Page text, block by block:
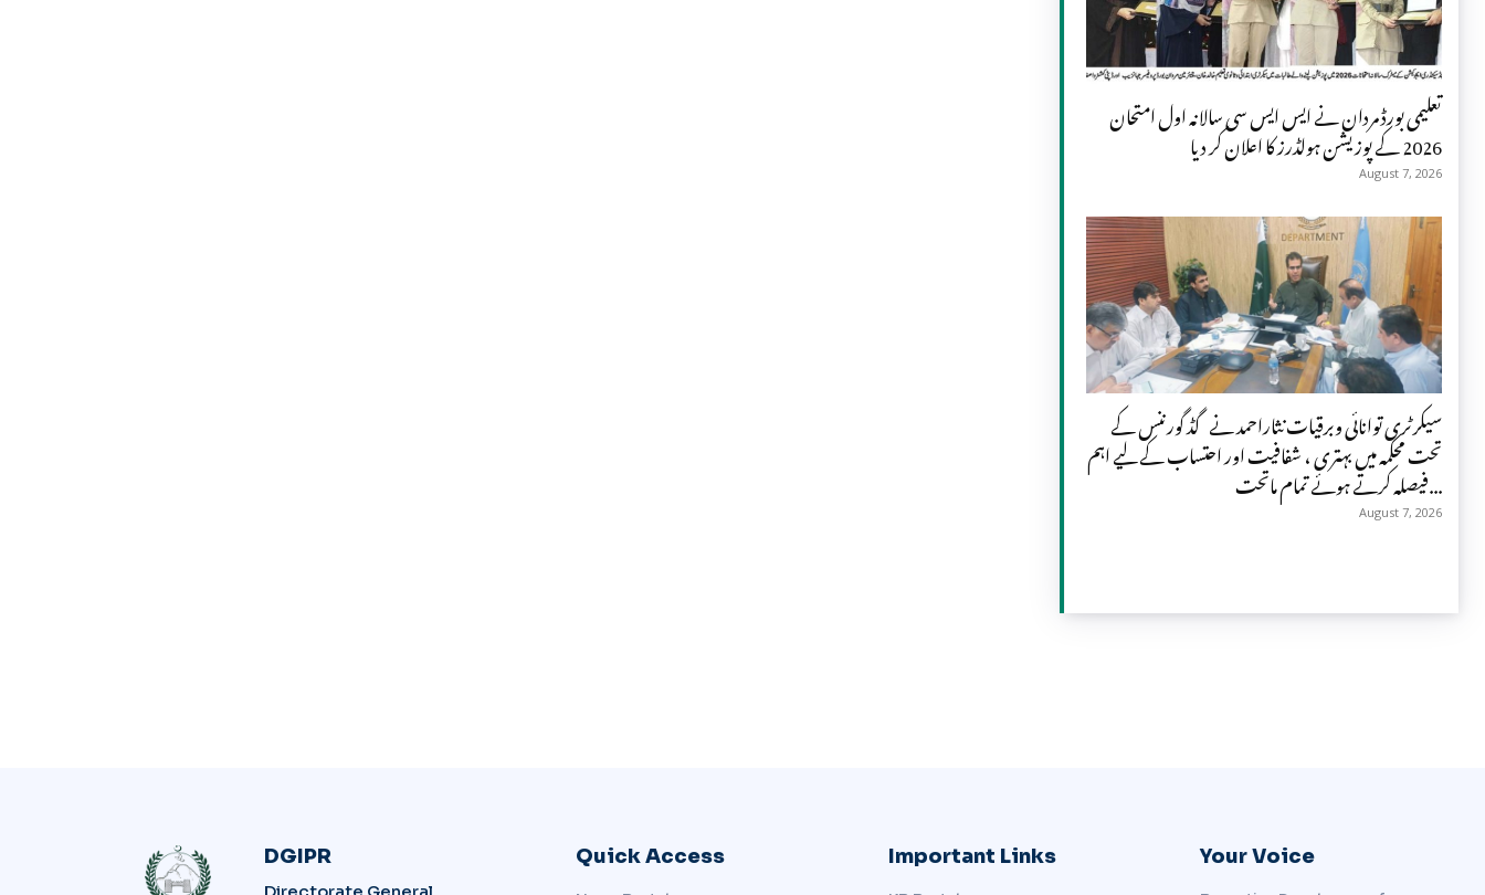
تعلیمی بورڈ مردان نے ایس ایس سی سالانہ اول امتحان
2026 کے پوزیشن ہولڈرز کا اعلان کر دیا
August 7, 2026
سیکرٹری توانائی وبرقیات نثاراحمد نے گڈ گورننس کے
تحت محکمہ میں بہتری ، شفافیت اور احتساب کے لیے اہم
فیصلہ کرتے ہوئے تمام ماتحت...
August 7, 2026
DGIPR Quick Access Important Links Your Voice